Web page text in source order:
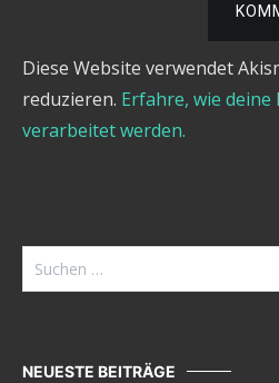
Diese Website verwendet
reduzieren. Erfahre, wie
verarbeitet werden.
Suchen
nach:
NEUESTE BEITRÄGE